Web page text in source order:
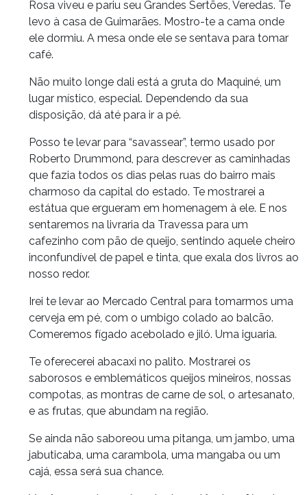
Rosa viveu e pariu seu Grandes Sertões, Veredas. Te
levo à casa de Guimarães. Mostro-te a cama onde
ele dormiu. A mesa onde ele se sentava para tomar
café.
Não muito longe dali está a gruta do Maquiné, um
lugar místico, especial. Dependendo da sua
disposição, dá até para ir a pé.
Posso te levar para “savassear”, termo usado por
Roberto Drummond, para descrever as caminhadas
que fazia todos os dias pelas ruas do bairro mais
charmoso da capital do estado. Te mostrarei a
estátua que ergueram em homenagem à ele. E nos
sentaremos na livraria da Travessa para um
cafezinho com pão de queijo, sentindo aquele cheiro
inconfundível de papel e tinta, que exala dos livros ao
nosso redor.
Irei te levar ao Mercado Central para tomarmos uma
cerveja em pé, com o umbigo colado ao balcão.
Comeremos fígado acebolado e jiló. Uma iguaria.
Te oferecerei abacaxi no palito. Mostrarei os
saborosos e emblemáticos queijos mineiros, nossas
compotas, as montras de carne de sol, o artesanato,
e as frutas, que abundam na região.
Se ainda não saboreou uma pitanga, um jambo, uma
jabuticaba, uma carambola, uma mangaba ou um
cajá, essa será sua chance.